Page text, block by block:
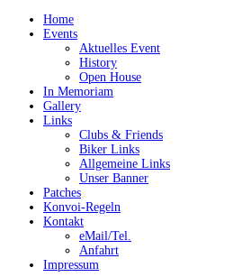
Home
Events
Aktuelles Event
History
Open House
In Memoriam
Gallery
Links
Clubs & Friends
Biker Links
Allgemeine Links
Unser Banner
Patches
Konvoi-Regeln
Kontakt
eMail/Tel.
Anfahrt
Impressum